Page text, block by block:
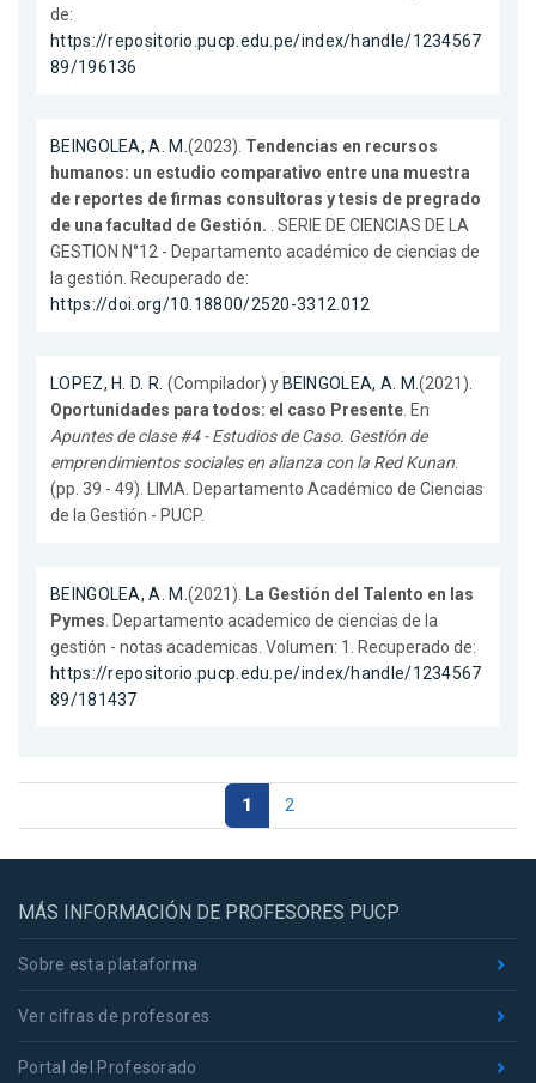
de:
https://repositorio.pucp.edu.pe/index/handle/1234567
89/196136
BEINGOLEA, A. M.(2023). Tendencias en recursos
humanos: un estudio comparativo entre una muestra
de reportes de firmas consultoras y tesis de pregrado
de una facultad de Gestión. . SERIE DE CIENCIAS DE LA
GESTION N°12 - Departamento académico de ciencias de
la gestión. Recuperado de:
https://doi.org/10.18800/2520-3312.012
LOPEZ, H. D. R. (Compilador) y BEINGOLEA, A. M.(2021).
Oportunidades para todos: el caso Presente. En
Apuntes de clase #4 - Estudios de Caso. Gestión de
emprendimientos sociales en alianza con la Red Kunan.
(pp. 39 - 49). LIMA. Departamento Académico de Ciencias
de la Gestión - PUCP.
BEINGOLEA, A. M.(2021). La Gestión del Talento en las
Pymes. Departamento academico de ciencias de la
gestión - notas academicas. Volumen: 1. Recuperado de:
https://repositorio.pucp.edu.pe/index/handle/1234567
89/181437
1 2
MÁS INFORMACIÓN DE PROFESORES PUCP
Sobre esta plataforma
Ver cifras de profesores
Portal del Profesorado